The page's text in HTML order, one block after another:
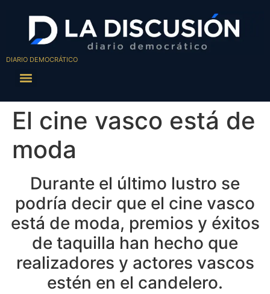
DIARIO DEMOCRÁTICO
El cine vasco está de
moda
Durante el último lustro se
podría decir que el cine vasco
está de moda, premios y éxitos
de taquilla han hecho que
realizadores y actores vascos
estén en el candelero.